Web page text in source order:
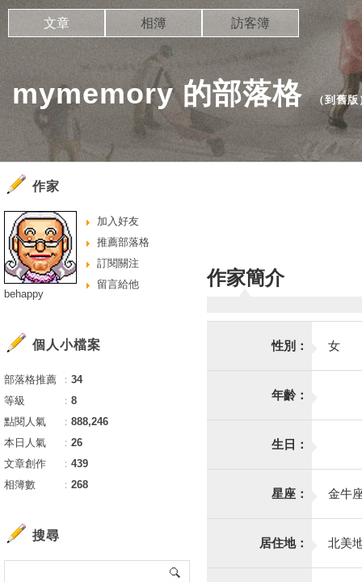
mymemory 的部落格 （到舊版
文章 相簿 訪客簿
作家簡介
性別： 女
年齡：
生日：
星座： 金牛
居住地： 北美
作家
加入好友
推薦部落格
訂閱關注
留言給他
behappy
個人小檔案
部落格推薦 ： 34
等級
： 8
點閱人氣
： 888,246
本日人氣
： 26
文章創作
： 439
相簿數
： 268
搜尋